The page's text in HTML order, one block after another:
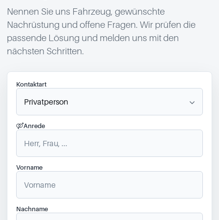
Nennen Sie uns Fahrzeug, gewünschte
Nachrüstung und offene Fragen. Wir prüfen die
passende Lösung und melden uns mit den
nächsten Schritten.
Kontaktart
Anrede
Vorname
Nachname